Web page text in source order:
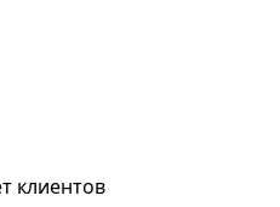
клиентов